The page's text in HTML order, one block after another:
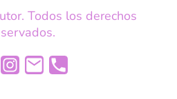
Todos los derechos